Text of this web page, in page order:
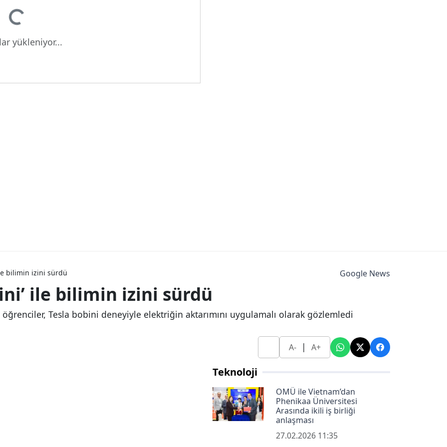
yükleniyor...
bilimin izini sürdü Google News
ile bilimin izini sürdü
öğrenciler, Tesla bobini deneyiyle elektriğin aktarımını uygulamalı olarak gözlemledi
A- | A+
Teknoloji
OMÜ ile Vietnam’dan
Phenikaa Üniversitesi
Arasında ikili iş birliği
anlaşması
27.02.2026 11:35